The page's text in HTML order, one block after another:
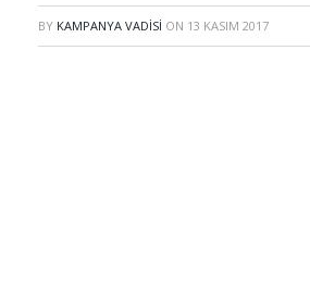
BY KAMPANYA VADISI ON 13 KASIM 2017